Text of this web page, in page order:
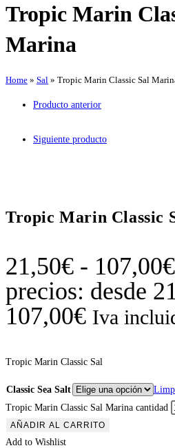
Tropic Marin
Marina
Home » Sal » Tropic Marin Classic Sal
Producto anterior
Siguiente producto
Tropic Marin Classic
21,50€ - 107,00€
precios: desde
107,00€ Iva
Tropic Marin Classic Sal
Classic Sea Salt
Tropic Marin Classic Sal Marina cantidad
AÑADIR AL CARRITO
Add to Wishlist